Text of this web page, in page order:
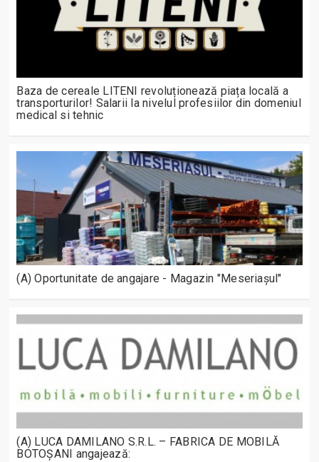
Baza de cereale LITENI revoluționează piața locală a
transporturilor! Salarii la nivelul profesiilor din domeniul
medical si tehnic
(A) Oportunitate de angajare - Magazin "Meseriașul"
(A) LUCA DAMILANO S.R.L. – FABRICA DE MOBILĂ
BOTOȘANI angajează: